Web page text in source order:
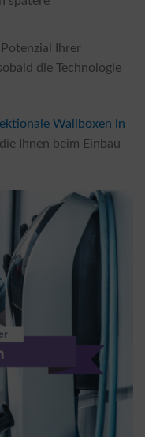
Ihrer
die Technologie
Wallboxen in
Ihnen beim Einbau